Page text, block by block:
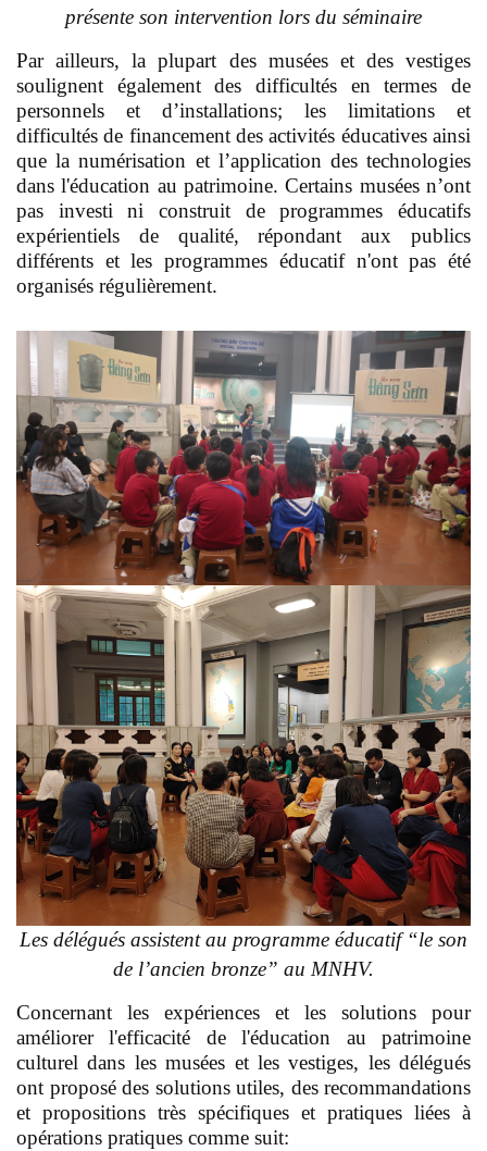
présente son intervention lors du séminaire
Par ailleurs, la plupart des musées et des vestiges
soulignent également des difficultés en termes de
personnels et d’installations; les limitations et
difficultés de financement des activités éducatives ainsi
que la numérisation et l’application des technologies
dans l'éducation au patrimoine. Certains musées n’ont
pas investi ni construit de programmes éducatifs
expérientiels de qualité, répondant aux publics
différents et les programmes éducatif n'ont pas été
organisés régulièrement.
Les délégués assistent au programme éducatif “le son
de l’ancien bronze” au MNHV.
Concernant les expériences et les solutions pour
améliorer l'efficacité de l'éducation au patrimoine
culturel dans les musées et les vestiges, les délégués
ont proposé des solutions utiles, des recommandations
et propositions très spécifiques et pratiques liées à
opérations pratiques comme suit: